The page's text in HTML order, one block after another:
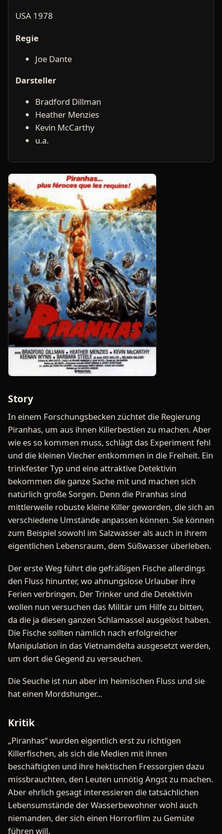
USA 1978
Regie
Joe Dante
Darsteller
Bradford Dillman
Heather Menzies
Kevin McCarthy
u.a.
Story
In einem Forschungsbecken züchtet die Regierung
Piranhas, um aus ihnen Killerbestien zu machen. Aber
wie es so kommen muss, schlägt das Experiment fehl
und die kleinen Viecher entkommen in die Freiheit. Ein
trinkfester Typ und eine attraktive Detektivin
bekommen die ganze Sache mit und machen sich
natürlich große Sorgen. Denn die Piranhas sind
mittlerweile robuste kleine Killer geworden, die sich an
verschiedene Umstände anpassen können. Sie können
zum Beispiel sowohl im Salzwasser als auch in ihrem
eigentlichen Lebensraum, dem Süßwasser überleben.
Der erste Weg führt die gefräßigen Fische allerdings
den Fluss hinunter, wo ahnungslose Urlauber ihre
Ferien verbringen. Der Trinker und die Detektivin
wollen nun versuchen das Militär um Hilfe zu bitten,
da die ja diesen ganzen Schlamassel ausgelöst haben.
Die Fische sollten nämlich nach erfolgreicher
Manipulation in das Vietnamdelta ausgesetzt werden,
um dort die Gegend zu verseuchen.
Die Seuche ist nun aber im heimischen Fluss und sie
hat einen Mordshunger...
Kritik
„Piranhas“ wurden eigentlich erst zu richtigen
Killerfischen, als sich die Medien mit ihnen
beschäftigten und ihre hektischen Fressorgien dazu
missbrauchten, den Leuten unnötig Angst zu machen.
Aber ehrlich gesagt interessieren die tatsächlichen
Lebensumstände der Wasserbewohner wohl auch
niemanden, der sich einen Horrorfilm zu Gemüte
führen will.